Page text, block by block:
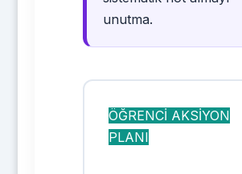
unutma.
ÖĞRENCİ AKSİYON
PLANI